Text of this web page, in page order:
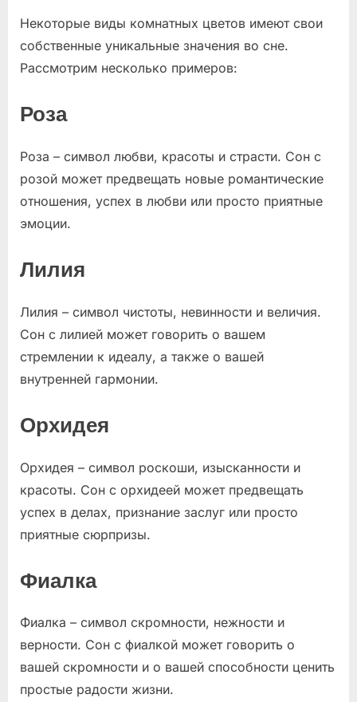
Некоторые виды комнатных цветов имеют свои
собственные уникальные значения во сне.
Рассмотрим несколько примеров:
Роза
Роза – символ любви, красоты и страсти. Сон с
розой может предвещать новые романтические
отношения, успех в любви или просто приятные
эмоции.
Лилия
Лилия – символ чистоты, невинности и величия.
Сон с лилией может говорить о вашем
стремлении к идеалу, а также о вашей
внутренней гармонии.
Орхидея
Орхидея – символ роскоши, изысканности и
красоты. Сон с орхидеей может предвещать
успех в делах, признание заслуг или просто
приятные сюрпризы.
Фиалка
Фиалка – символ скромности, нежности и
верности. Сон с фиалкой может говорить о
вашей скромности и о вашей способности ценить
простые радости жизни.